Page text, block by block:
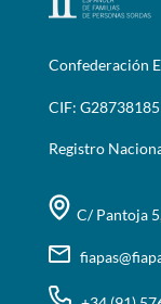
Confederación
CIF: G28738185
Registro
C/ Pantoja